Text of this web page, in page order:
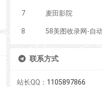
7 麦田影院
8
联系方式
站长QQ： 1105897866